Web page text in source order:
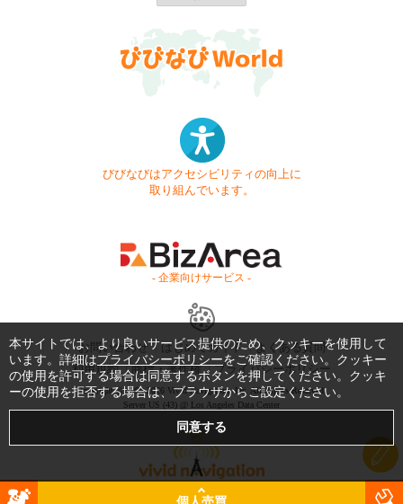
びびなびはアクセシビリティの向上に
取り組んでいます。
- 企業向けサービス -
お問い合わせ はじめてガイド
よくある質問
利用規約
商標・著作権 プライバシーポリシー
Copyright © 1999-2026 Vivid Navigation, Inc. All Rights Reserved.
Server US (43) @ Los Angeles Data Center
本サイトでは、より良いサービス提供のため、クッキーを使用して
います。詳細はプライバシーポリシーをご確認ください。クッキー
の使用を許可する場合は同意するボタンを押してください。クッキ
ーの使用を拒否する場合は、ブラウザからご設定ください。